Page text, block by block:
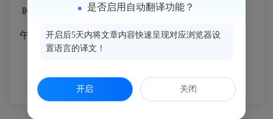
时间：12月1日—5日（工作日）上午9:00—11:30，下
午1:30—4:30
是否启用自动翻译功能？
开启后5天内将文章内容快速呈现对应浏览器设
置语言的译文！
开启 关闭